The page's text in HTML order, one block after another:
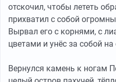
отскочил, чтобы лететь
прихватил с собой
Вырвал его с корнями, с
цветами и унёс за собой на
Вернулся камень к ногам